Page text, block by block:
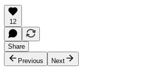
12
Share
Previous
Next